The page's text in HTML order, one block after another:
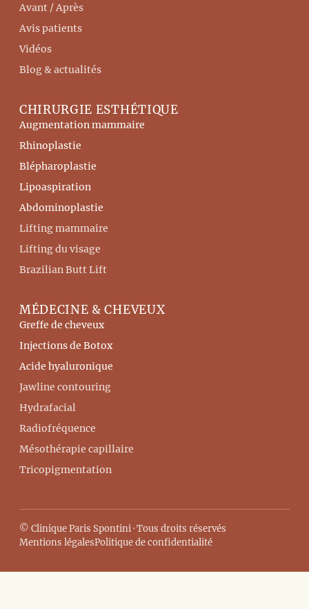
Avant / Après
Avis patients
Vidéos
Blog & actualités
CHIRURGIE ESTHÉTIQUE
Augmentation mammaire
Rhinoplastie
Blépharoplastie
Lipoaspiration
Abdominoplastie
Lifting mammaire
Lifting du visage
Brazilian Butt Lift
MÉDECINE & CHEVEUX
Greffe de cheveux
Injections de Botox
Acide hyaluronique
Jawline contouring
Hydrafacial
Radiofréquence
Mésothérapie capillaire
Tricopigmentation
© Clinique Paris Spontini · Tous droits réservés
Mentions légalesPolitique de confidentialité